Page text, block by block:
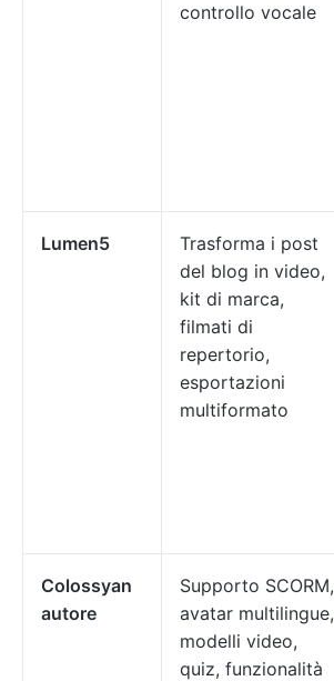
controllo vocale
Lumen5
Trasforma i post
del blog in video,
kit di marca,
filmati di
repertorio,
esportazioni
multiformato
Colossyan
autore
Supporto SCORM,
avatar multilingue,
modelli video,
quiz, funzionalità